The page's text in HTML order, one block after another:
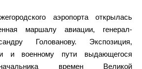
аэропорта открылась
маршалу авиации, генерал-
Голованову. Экспозиция,
и военному пути выдающегося
времен Великой